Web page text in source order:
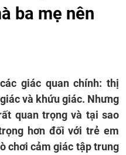
ba mẹ nên
giác quan chính: thị
và khứu giác. Nhưng
quan trọng và tại sao
hơn đối với trẻ em
chơi cảm giác tập trung